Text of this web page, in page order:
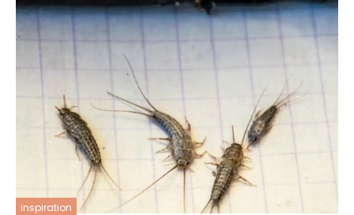
inspiration